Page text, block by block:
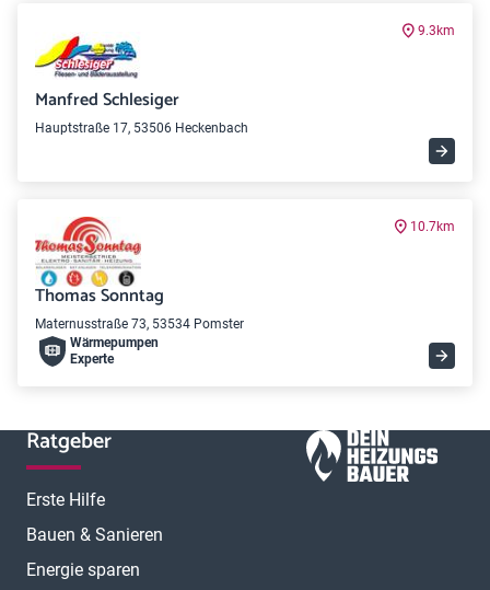
9.3km
Manfred Schlesiger
Hauptstraße 17, 53506 Heckenbach
10.7km
Thomas Sonntag
Maternusstraße 73, 53534 Pomster
Wärme­pumpen
Experte
Ratgeber
Erste Hilfe
Bauen & Sanieren
Energie sparen